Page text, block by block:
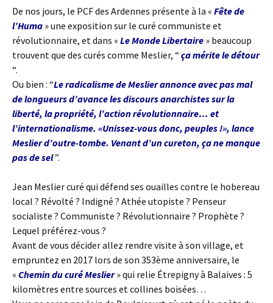
De nos jours, le PCF des Ardennes présente à la « Fête de
l’Huma » une exposition sur le curé communiste et
révolutionnaire, et dans « Le Monde Libertaire » beaucoup
trouvent que des curés comme Meslier, “ ça mérite le détour
“.
Ou bien : “Le radicalisme de Meslier annonce avec pas mal
de longueurs d’avance les discours anarchistes sur la
liberté, la propriété, l’action révolutionnaire… et
l’internationalisme. «Unissez-vous donc, peuples !», lance
Meslier d’outre-tombe. Venant d’un cureton, ça ne manque
pas de sel”.
Jean Meslier curé qui défend ses ouailles contre le hobereau
local ? Révolté ? Indigné ? Athée utopiste ? Penseur
socialiste ? Communiste ? Révolutionnaire ? Prophète ?
Lequel préférez-vous ?
Avant de vous décider allez rendre visite à son village, et
empruntez en 2017 lors de son 353ème anniversaire, le
« Chemin du curé Meslier » qui relie Étrepigny à Balaives : 5
kilomètres entre sources et collines boisées…